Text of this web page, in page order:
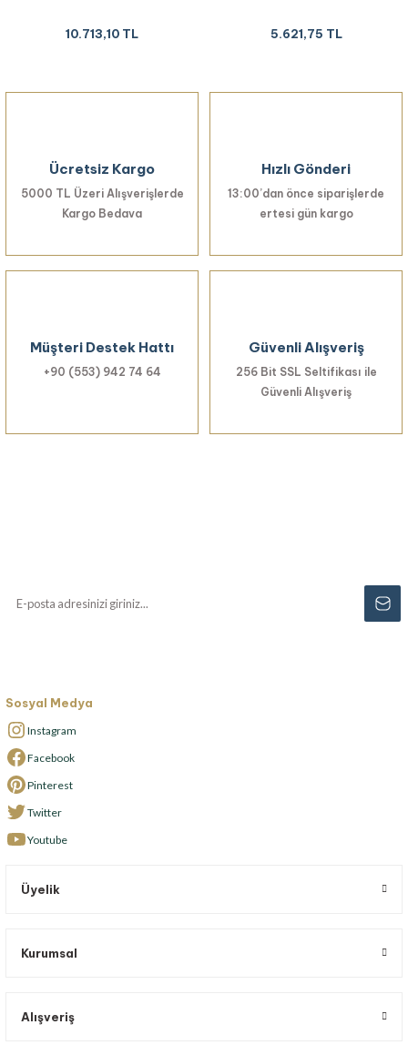
10.713,10 TL 5.621,75 TL
Ücretsiz Kargo
5000 TL Üzeri Alışverişlerde
Kargo Bedava
Hızlı Gönderi
13:00’dan önce siparişlerde
ertesi gün kargo
Müşteri Destek Hattı
+90 (553) 942 74 64
Güvenli Alışveriş
256 Bit SSL Seltifikası ile
Güvenli Alışveriş
Sosyal Medya
Instagram
Facebook
Pinterest
Twitter
Youtube
Üyelik
Kurumsal
Alışveriş